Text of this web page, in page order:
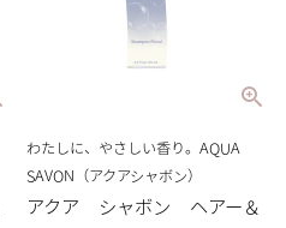
わたしに、やさしい香り。AQUA
SAVON（アクアシャボン）
アクア シャボン ヘアー＆